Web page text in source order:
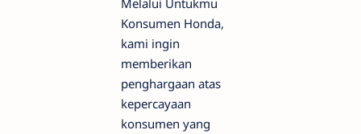
Melalui Untukmu
Konsumen Honda,
kami ingin
memberikan
penghargaan atas
kepercayaan
konsumen yang